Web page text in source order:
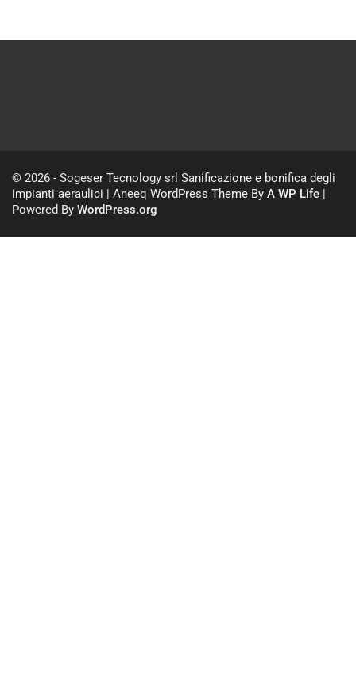
© 2026 - Sogeser Tecnology srl Sanificazione e bonifica degli
impianti aeraulici | Aneeq WordPress Theme By A WP Life |
Powered By WordPress.org